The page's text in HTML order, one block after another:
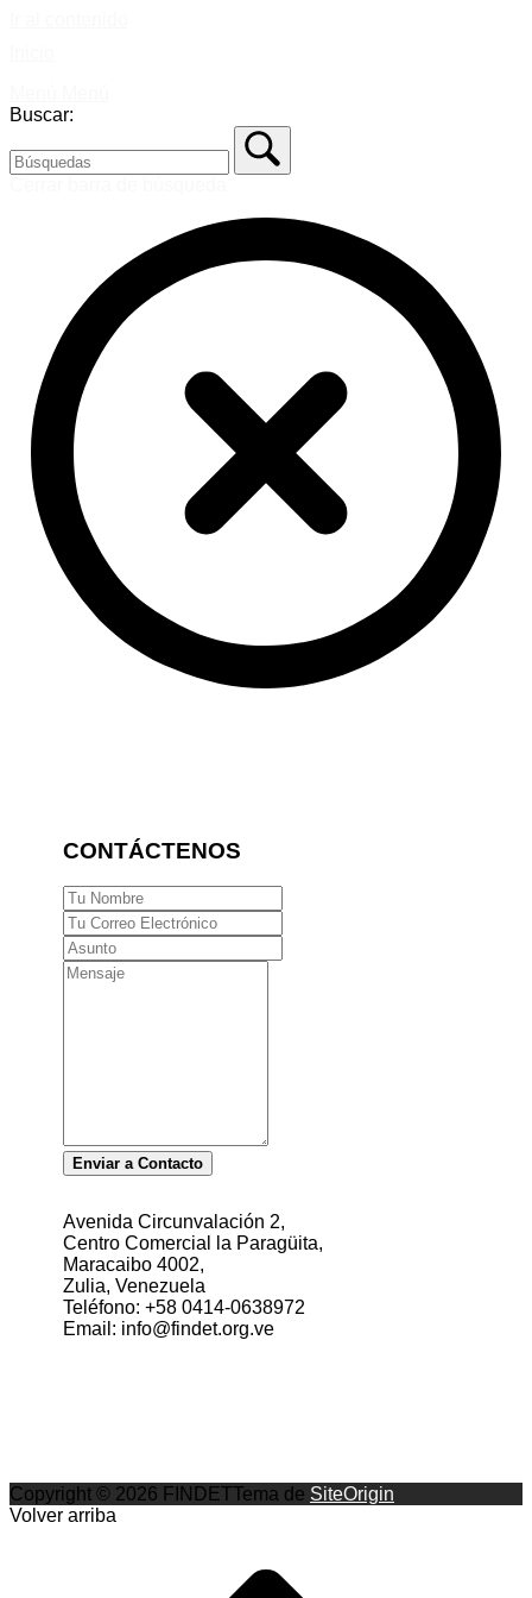
Buscar:
CONTÁCTENOS
Enviar a Contacto
Avenida Circunvalación 2,
Centro Comercial la Paragüita,
Maracaibo 4002,
Zulia, Venezuela
Teléfono: +58 0414-0638972
Email: info@findet.org.ve
Copyright © 2026 FINDETTema de SiteOrigin
Volver arriba